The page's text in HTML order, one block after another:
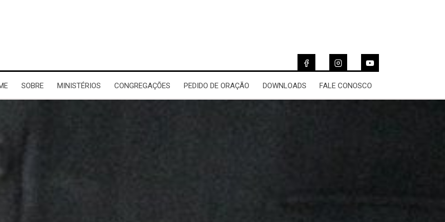
SOBRE MINISTÉRIOS CONGREGAÇÕES PEDIDO DE ORAÇÃO DOWNLOADS FALE CONOSCO